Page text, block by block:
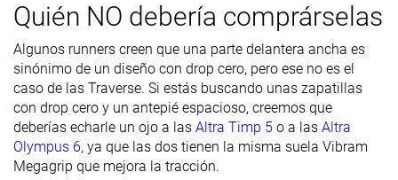
de la suela
exterior
TranspirabilidadMedia Alta Media
Media
Anchura de la
parte
Ancha Media Media
Quién NO debería comprárselas
Algunos runners creen que una parte delantera ancha es
sinónimo de un diseño con drop cero, pero ese no es el
caso de las Traverse. Si estás buscando unas zapatillas
con drop cero y un antepié espacioso, creemos que
deberías echarle un ojo a las Altra Timp 5 o a las Altra
Olympus 6, ya que las dos tienen la misma suela Vibram
Megagrip que mejora la tracción.